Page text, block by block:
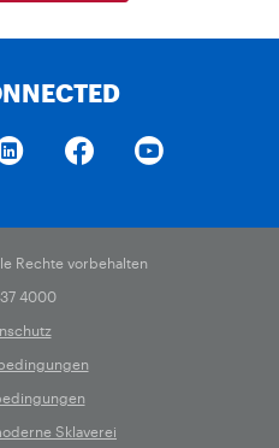
Rechte vorbehalten
4000
Sklaverei